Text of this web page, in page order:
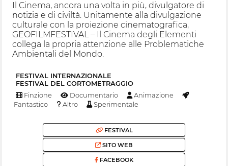
Il Cinema, ancora una volta in più, divulgatore di
notizia e di civiltà. Unitamente alla divulgazione
culturale con la proiezione cinematografica,
GEOFILMFESTIVAL – Il Cinema degli Elementi
collega la propria attenzione alle Problematiche
Ambientali del Mondo.
FESTIVAL INTERNAZIONALE
FESTIVAL DEL CORTOMETRAGGIO
Finzione Documentario
Animazione
Fantastico
Altro Sperimentale
FESTIVAL
SITO WEB
FACEBOOK